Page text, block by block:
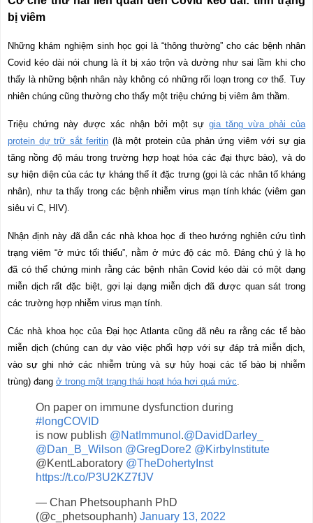
bị viêm
Những khám nghiệm sinh học gọi là “thông thường” cho các bệnh nhân
Covid kéo dài nói chung là ít bị xáo trộn và dường như sai lầm khi cho
thấy là những bệnh nhân này không có những rối loạn trong cơ thể. Tuy
nhiên chúng cũng thường cho thấy một triệu chứng bị viêm âm thầm.
Triệu chứng này được xác nhận bởi một sự gia tăng vừa phải của
protein dự trữ sắt feritin (là một protein của phản ứng viêm với sự gia
tăng nồng độ máu trong trường hợp hoạt hóa các đại thực bào), và do
sự hiện diện của các tự kháng thể ít đặc trưng (gọi là các nhân tố kháng
nhân), như ta thấy trong các bệnh nhiễm virus mạn tính khác (viêm gan
siêu vi C, HIV).
Nhận định này đã dẫn các nhà khoa học đi theo hướng nghiên cứu tình
trạng viêm “ở mức tối thiểu”, nằm ở mức độ các mô. Đáng chú ý là họ
đã có thể chứng minh rằng các bệnh nhân Covid kéo dài có một dạng
miễn dịch rất đặc biệt, gợi lại dạng miễn dịch đã được quan sát trong
các trường hợp nhiễm virus mạn tính.
Các nhà khoa học của Đại học Atlanta cũng đã nêu ra rằng các tế bào
miễn dịch (chúng can dự vào việc phối hợp với sự đáp trả miễn dịch,
vào sự ghi nhớ các nhiễm trùng và sự hủy hoại các tế bào bị nhiễm
trùng) đang ở trong một trạng thái hoạt hóa hơi quá mức.
On paper on immune dysfunction during
#longCOVID
is now publish @NatImmunol .@DavidDarley_
@Dan_B_Wilson @GregDore2 @KirbyInstitute
@KentLaboratory @TheDohertyInst
https://t.co/P3U2KZ7fJV
— Chan Phetsouphanh PhD
(@c_phetsouphanh) January 13, 2022